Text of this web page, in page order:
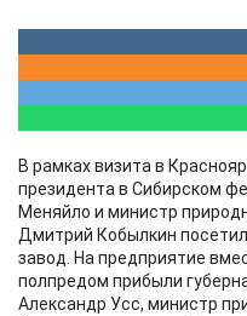
В рамках визита в
президента в Сибирском
Меняйло и министр
Дмитрий Кобылкин
завод. На предприятие
полпредом прибыли
Александр Усс, министр